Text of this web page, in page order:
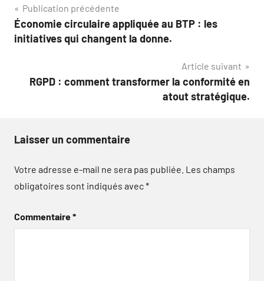
Navigation
de
Publication précédente
Économie circulaire appliquée au BTP : les
initiatives qui changent la donne.
Article suivant
RGPD : comment transformer la conformité en
atout stratégique.
Laisser un commentaire
Votre adresse e-mail ne sera pas publiée. Les champs
obligatoires sont indiqués avec*
Commentaire*